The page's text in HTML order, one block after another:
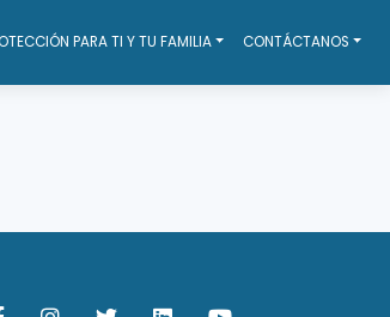
PARA TI Y TU FAMILIA CONTÁCTANOS